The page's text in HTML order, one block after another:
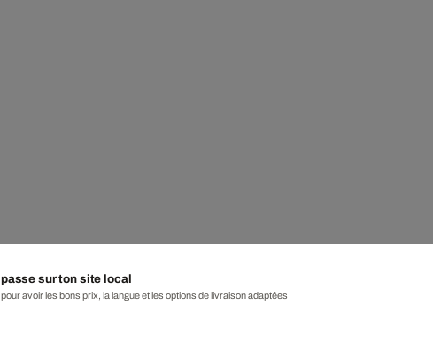
passe sur ton site local
pour avoir les bons prix, la langue et les options de livraison adaptées